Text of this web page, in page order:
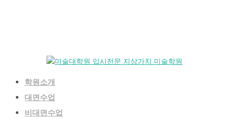
학원소개
대면수업
비대면수업